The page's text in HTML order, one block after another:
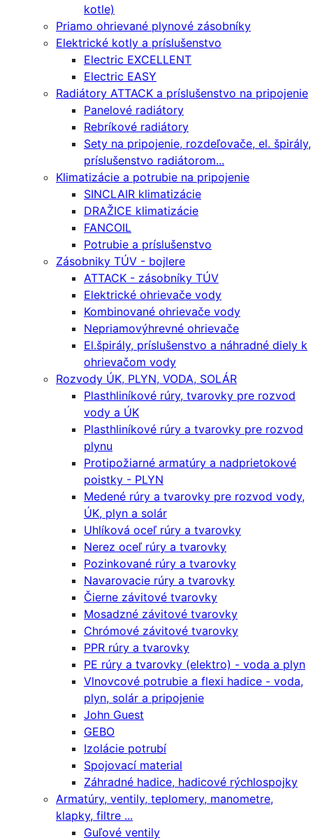
kotle)
Priamo ohrievané plynové zásobníky
Elektrické kotly a príslušenstvo
Electric EXCELLENT
Electric EASY
Radiátory ATTACK a príslušenstvo na pripojenie
Panelové radiátory
Rebríkové radiátory
Sety na pripojenie, rozdeľovače, el. špirály,
príslušenstvo radiátorom...
Klimatizácie a potrubie na pripojenie
SINCLAIR klimatizácie
DRAŽICE klimatizácie
FANCOIL
Potrubie a príslušenstvo
Zásobniky TÚV - bojlere
ATTACK - zásobníky TÚV
Elektrické ohrievače vody
Kombinované ohrievače vody
Nepriamovýhrevné ohrievače
El.špirály, príslušenstvo a náhradné diely k
ohrievačom vody
Rozvody ÚK, PLYN, VODA, SOLÁR
Plasthliníkové rúry, tvarovky pre rozvod
vody a ÚK
Plasthliníkové rúry a tvarovky pre rozvod
plynu
Protipožiarné armatúry a nadprietokové
poistky - PLYN
Medené rúry a tvarovky pre rozvod vody,
ÚK, plyn a solár
Uhlíková oceľ rúry a tvarovky
Nerez oceľ rúry a tvarovky
Pozinkované rúry a tvarovky
Navarovacie rúry a tvarovky
Čierne závitové tvarovky
Mosadzné závitové tvarovky
Chrómové závitové tvarovky
PPR rúry a tvarovky
PE rúry a tvarovky (elektro) - voda a plyn
Vlnovcové potrubie a flexi hadice - voda,
plyn, solár a pripojenie
John Guest
GEBO
Izolácie potrubí
Spojovací material
Záhradné hadice, hadicové rýchlospojky
Armatúry, ventily, teplomery, manometre,
klapky, filtre ...
Guľové ventily